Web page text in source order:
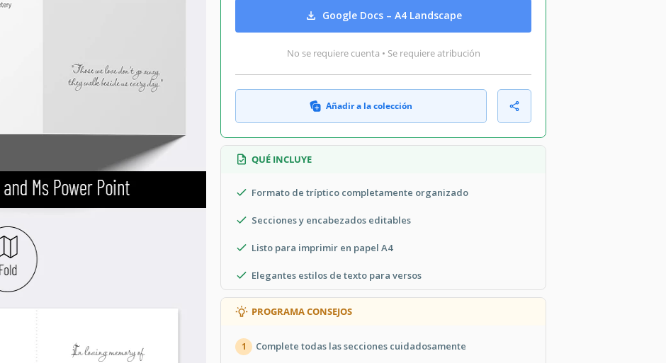
Google Docs – A4 Landscape
No se requiere cuenta • Se requiere atribución
Añadir a la colección
QUÉ INCLUYE
Formato de tríptico completamente organizado
Secciones y encabezados editables
Listo para imprimir en papel A4
Elegantes estilos de texto para versos
PROGRAMA CONSEJOS
1 Complete todas las secciones cuidadosamente